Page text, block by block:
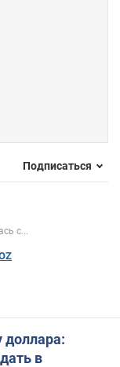
Подписаться
с...
доллара:
в